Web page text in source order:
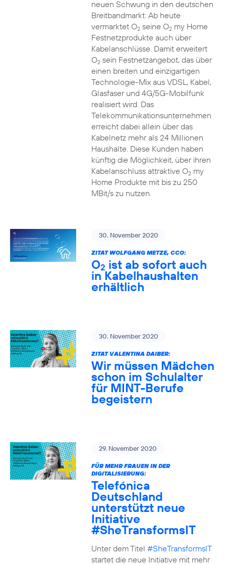
neuen Schwung in den deutschen
Breitbandmarkt: Ab heute
vermarktet O2seine O2my Home
Festnetzprodukte auch über
Kabelanschlüsse. Damit erweitert
O2sein Festnetzangebot, das über
einen breiten und einzigartigen
Technologie-Mix aus VDSL, Kabel,
Glasfaser und 4G/5G-Mobilfunk
realisiert wird. Das
Telekommunikationsunternehmen
erreicht dabei allein über das
Kabelnetz mehr als 24 Millionen
Haushalte. Diese Kunden haben
künftig die Möglichkeit, über ihren
Kabelanschluss attraktive O2my
Home Produkte mit bis zu 250
MBit/s zu nutzen.
30. November 2020
ZITAT WOLFGANG METZE, CCO:
O2 ist ab sofort auch
in Kabelhaushalten
erhältlich
30. November 2020
ZITAT VALENTINA DAIBER:
Wir müssen Mädchen
schon im Schulalter
für MINT-Berufe
begeistern
29. November 2020
FÜR MEHR FRAUEN IN DER
DIGITALISIERUNG:
Telefónica
Deutschland
unterstützt neue
Initiative
#SheTransformsIT
Unter dem Titel #SheTransformsIT
startet die neue Initiative mit mehr